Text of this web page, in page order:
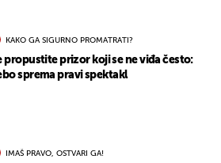
KAKO GA SIGURNO PROMATRATI?
propustite prizor koji se ne viđa često:
sprema pravi spektakl
IMAŠ PRAVO, OSTVARI GA!
NOTIFIKACIJE